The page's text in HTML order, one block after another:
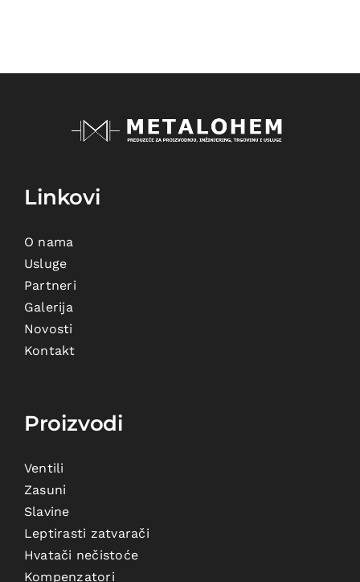
Linkovi
O nama
Usluge
Partneri
Galerija
Novosti
Kontakt
Proizvodi
Ventili
Zasuni
Slavine
Leptirasti zatvarači
Hvatači nečistoće
Kompenzatori